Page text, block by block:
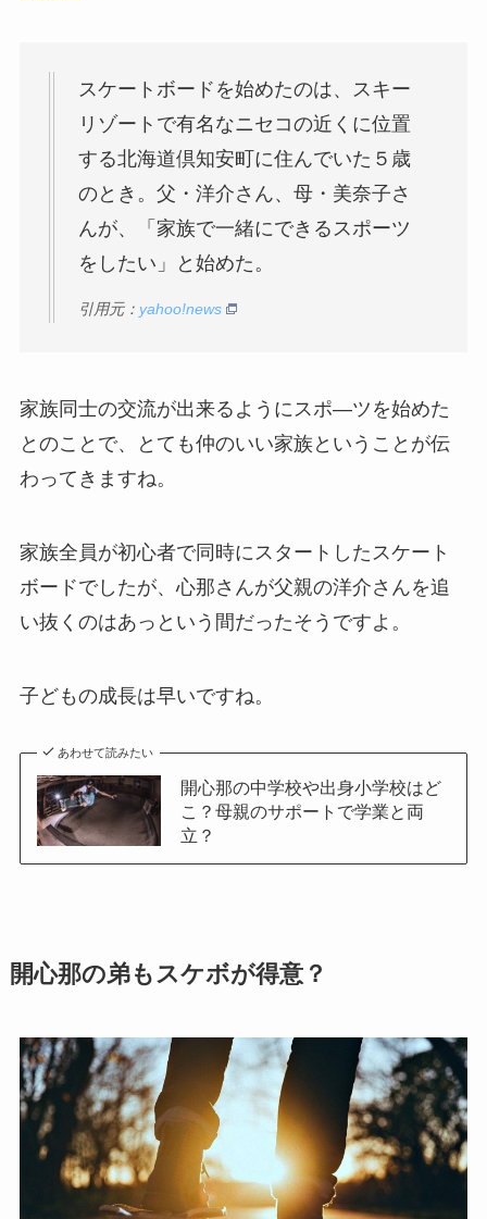
スケートボードを始めたのは、スキー
リゾートで有名なニセコの近くに位置
する北海道倶知安町に住んでいた５歳
のとき。父・洋介さん、母・美奈子さ
んが、「家族で一緒にできるスポーツ
をしたい」と始めた。
引用元： yahoo!news
家族同士の交流が出来るようにスポ―ツを始めた
とのことで、とても仲のいい家族ということが伝
わってきますね。
家族全員が初心者で同時にスタートしたスケート
ボードでしたが、心那さんが父親の洋介さんを追
い抜くのはあっという間だったそうですよ。
子どもの成長は早いですね。
あわせて読みたい
開心那の中学校や出身小学校はど
こ？母親のサポートで学業と両
立？
開心那の弟もスケボが得意？